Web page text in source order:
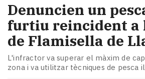
Denuncien un
furtiu reincident a
de Flamisella de
L'infractor va superar el màxim de
zona i va utilitzar tècniques de pesca